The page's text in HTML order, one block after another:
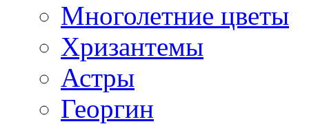
Многолетние цветы
Хризантемы
Астры
Георгин